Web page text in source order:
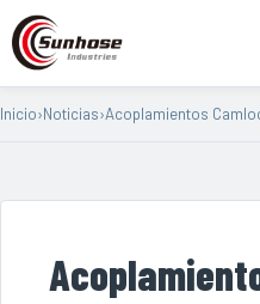
Inicio›Noticias›Acoplamientos